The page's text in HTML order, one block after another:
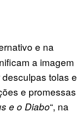
e na
a imagem
tolas e
e promessas
e o Diabo“, na